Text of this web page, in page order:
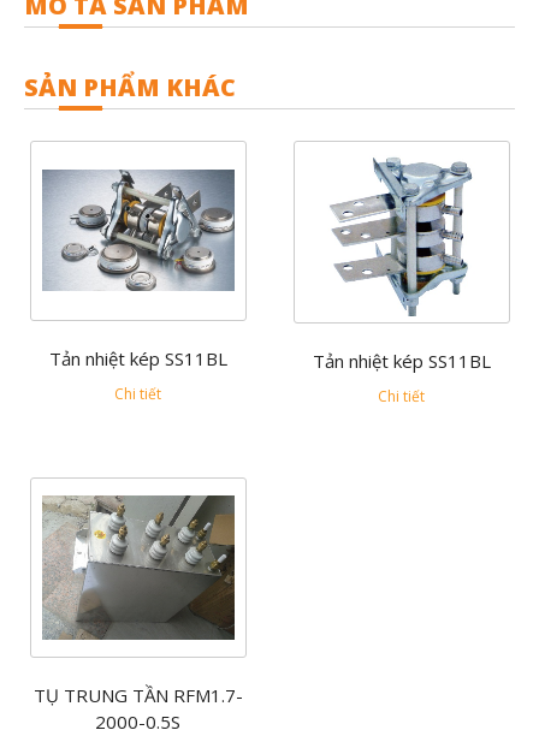
SẢN PHẨM KHÁC
Tản nhiệt kép SS11BL
Chi tiết
Tản nhiệt kép SS11BL
Chi tiết
TỤ TRUNG TẦN RFM1.7-
2000-0.5S